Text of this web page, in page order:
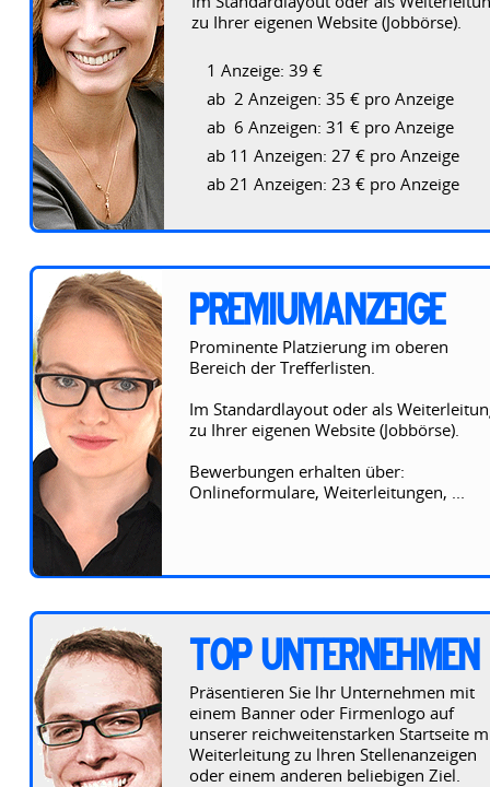
zu Ihrer eigenen Website (Jobbörse).
1 Anzeige: 39 €
ab 2 Anzeigen: 35 € pro Anzeige
ab 6 Anzeigen: 31 € pro Anzeige
ab 11 Anzeigen: 27 € pro Anzeige
ab 21 Anzeigen: 23 € pro Anzeige
PREMIUMANZEIGE
Prominente Platzierung im oberen
Bereich der Trefferlisten.
Im Standardlayout oder als
zu Ihrer eigenen Website (Jobbörse).
Bewerbungen erhalten über:
Onlineformulare, Weiterleitungen, ...
TOP UNTERNEHMEN
Präsentieren Sie lhr Unternehmen mit
einem Banner oder Firmenlogo auf
unserer reichweitenstarken Startseite
Weiterleitung zu lhren Stellenanzeigen
oder einem anderen beliebigen Ziel.